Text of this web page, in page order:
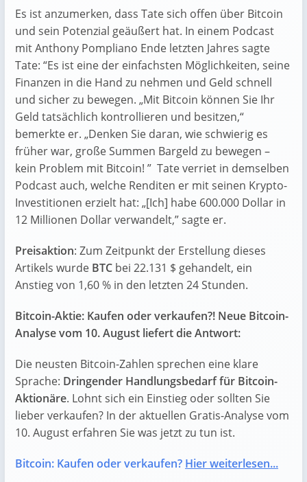
Es ist anzumerken, dass Tate sich offen über Bitcoin
und sein Potenzial geäußert hat. In einem Podcast
mit Anthony Pompliano Ende letzten Jahres sagte
Tate: “Es ist eine der einfachsten Möglichkeiten, seine
Finanzen in die Hand zu nehmen und Geld schnell
und sicher zu bewegen. „Mit Bitcoin können Sie Ihr
Geld tatsächlich kontrollieren und besitzen,“
bemerkte er. „Denken Sie daran, wie schwierig es
früher war, große Summen Bargeld zu bewegen –
kein Problem mit Bitcoin! ” Tate verriet in demselben
Podcast auch, welche Renditen er mit seinen Krypto-
Investitionen erzielt hat: „[Ich] habe 600.000 Dollar in
12 Millionen Dollar verwandelt,” sagte er.
Preisaktion: Zum Zeitpunkt der Erstellung dieses
Artikels wurde BTC bei 22.131 $ gehandelt, ein
Anstieg von 1,60 % in den letzten 24 Stunden.
Bitcoin-Aktie: Kaufen oder verkaufen?! Neue Bitcoin-
Analyse vom 10. August liefert die Antwort:
Die neusten Bitcoin-Zahlen sprechen eine klare
Sprache: Dringender Handlungsbedarf für Bitcoin-
Aktionäre. Lohnt sich ein Einstieg oder sollten Sie
lieber verkaufen? In der aktuellen Gratis-Analyse vom
10. August erfahren Sie was jetzt zu tun ist.
Bitcoin: Kaufen oder verkaufen? Hier weiterlesen...